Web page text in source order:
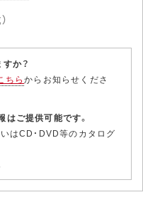
か？
ちらからお知らせくださ
ご提供可能です。
はCD・DVD等のカタログ